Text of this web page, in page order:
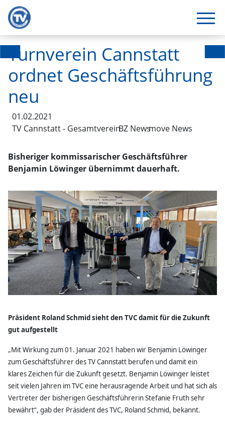
Turnverein Cannstatt
ordnet Geschäftsführung
neu
01.02.2021
TV Cannstatt - GesamtvereinBZ Newsmove News
Bisheriger kommissarischer Geschäftsführer
Benjamin Löwinger übernimmt dauerhaft.
Präsident Roland Schmid sieht den TVC damit für die Zukunft
gut aufgestellt
„Mit Wirkung zum 01. Januar 2021 haben wir Benjamin Löwinger
zum Geschäftsführer des TV Cannstatt berufen und damit ein
klares Zeichen für die Zukunft gesetzt. Benjamin Löwinger leistet
seit vielen Jahren im TVC eine herausragende Arbeit und hat sich als
Vertreter der bisherigen Geschäftsführerin Stefanie Fruth sehr
bewährt“, gab der Präsident des TVC, Roland Schmid, bekannt.